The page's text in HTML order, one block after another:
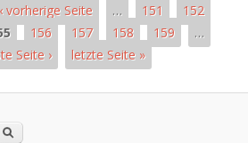
‹ vorherige Seite … 151
152
156 157 158 159
…
Seite ›
letzte Seite »
Suche